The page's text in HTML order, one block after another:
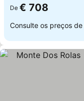
De € 708
Consulte os preços de